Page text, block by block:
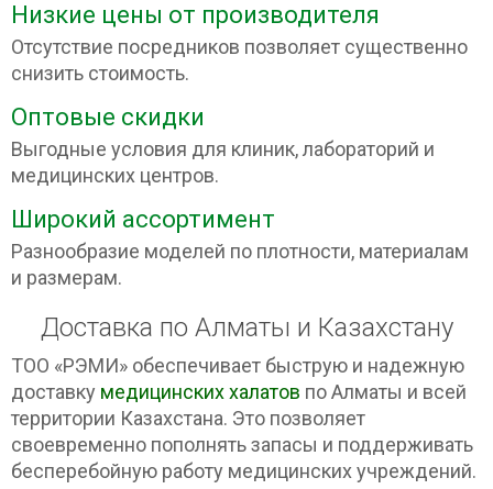
Низкие цены от производителя
Отсутствие посредников позволяет существенно
снизить стоимость.
Оптовые скидки
Выгодные условия для клиник, лабораторий и
медицинских центров.
Широкий ассортимент
Разнообразие моделей по плотности, материалам
и размерам.
Доставка по Алматы и Казахстану
ТОО «РЭМИ» обеспечивает быструю и надежную
доставку медицинских халатов по Алматы и всей
территории Казахстана. Это позволяет
своевременно пополнять запасы и поддерживать
бесперебойную работу медицинских учреждений.